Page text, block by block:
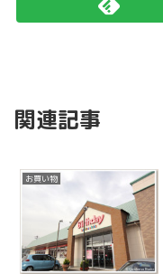
関連記事
お買い物